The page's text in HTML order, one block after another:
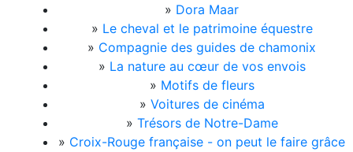
» Dora Maar
» Le cheval et le patrimoine équestre
» Compagnie des guides de chamonix
» La nature au cœur de vos envois
» Motifs de fleurs
» Voitures de cinéma
» Trésors de Notre-Dame
» Croix-Rouge française - on peut le faire grâce